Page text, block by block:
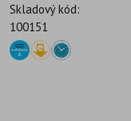
Skladový kód:
100151